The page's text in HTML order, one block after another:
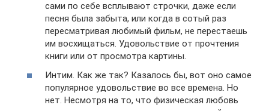
сами по себе всплывают строчки, даже если
песня была забыта, или когда в сотый раз
пересматривая любимый фильм, не перестаешь
им восхищаться. Удовольствие от прочтения
книги или от просмотра картины.
Интим. Как же так? Казалось бы, вот оно самое
популярное удовольствие во все времена. Но
нет. Несмотря на то, что физическая любовь